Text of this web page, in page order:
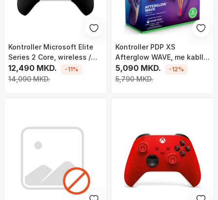
Kontroller Microsoft Elite
Series 2 Core, wireless /
me kabllo, i bardhë
12,490 MKD.
14,090 MKD.
-11%
Kontroller PDP XS
Afterglow WAVE, me kabllo,
vjollcë
5,090 MKD.
5,790 MKD.
-12%